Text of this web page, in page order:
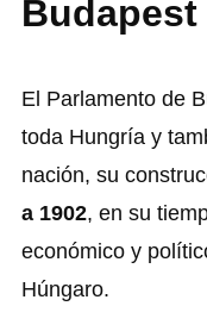
Budapest
El Parlamento de
toda Hungría y
nación, su
a 1902, en su
económico y
Húngaro.